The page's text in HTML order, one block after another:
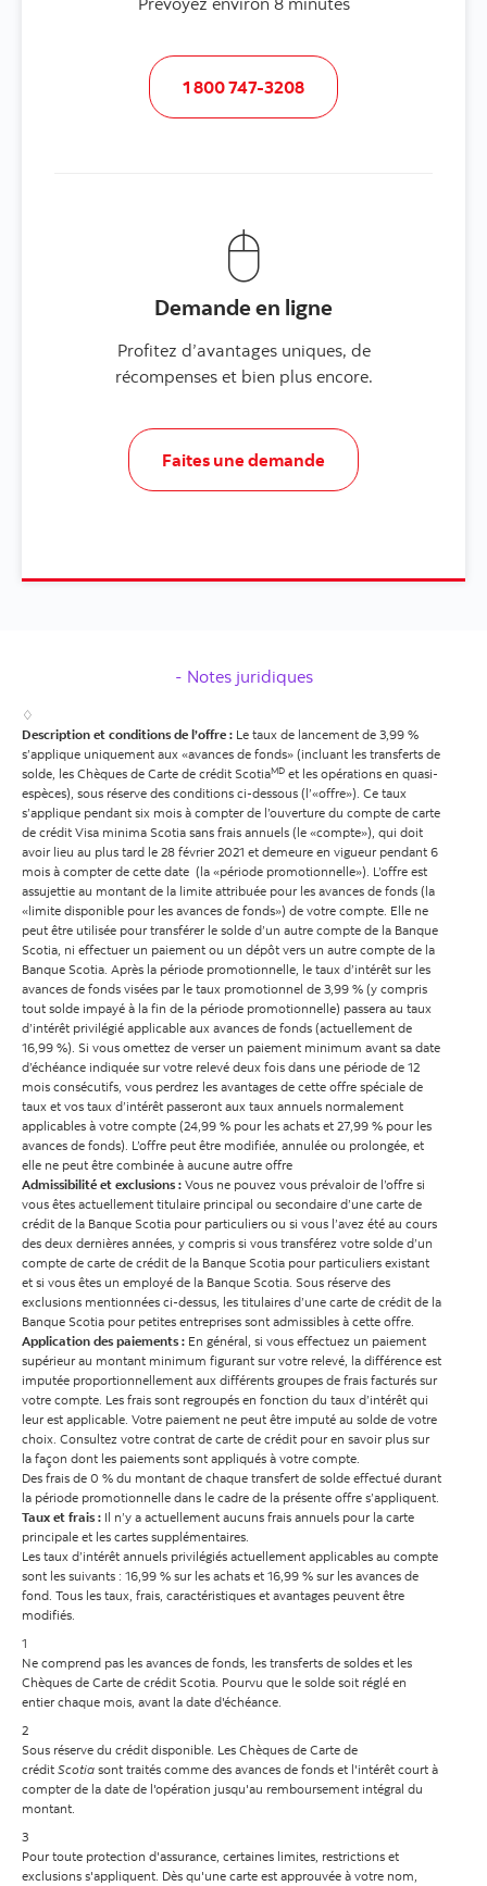
1 800 747-3208
Demande en ligne
Profitez d’avantages uniques, de
récompenses et bien plus encore.
Faites une demande
Notes juridiques
♢
Description et conditions de l’offre : Le taux de lancement de 3,99 %
s’applique uniquement aux «avances de fonds» (incluant les transferts de
solde, les Chèques de Carte de crédit ScotiaMD et les opérations en quasi-
espèces), sous réserve des conditions ci-dessous (l’«offre»). Ce taux
s’applique pendant six mois à compter de l’ouverture du compte de carte
de crédit Visa minima Scotia sans frais annuels (le «compte»), qui doit
avoir lieu au plus tard le 28 février 2021 et demeure en vigueur pendant 6
mois à compter de cette date (la «période promotionnelle»). L’offre est
assujettie au montant de la limite attribuée pour les avances de fonds (la
«limite disponible pour les avances de fonds») de votre compte. Elle ne
peut être utilisée pour transférer le solde d’un autre compte de la Banque
Scotia, ni effectuer un paiement ou un dépôt vers un autre compte de la
Banque Scotia. Après la période promotionnelle, le taux d’intérêt sur les
avances de fonds visées par le taux promotionnel de 3,99 % (y compris
tout solde impayé à la fin de la période promotionnelle) passera au taux
d’intérêt privilégié applicable aux avances de fonds (actuellement de
16,99 %). Si vous omettez de verser un paiement minimum avant sa date
d’échéance indiquée sur votre relevé deux fois dans une période de 12
mois consécutifs, vous perdrez les avantages de cette offre spéciale de
taux et vos taux d’intérêt passeront aux taux annuels normalement
applicables à votre compte (24,99 % pour les achats et 27,99 % pour les
avances de fonds). L’offre peut être modifiée, annulée ou prolongée, et
elle ne peut être combinée à aucune autre offre
Admissibilité et exclusions : Vous ne pouvez vous prévaloir de l’offre si
vous êtes actuellement titulaire principal ou secondaire d’une carte de
crédit de la Banque Scotia pour particuliers ou si vous l’avez été au cours
des deux dernières années, y compris si vous transférez votre solde d’un
compte de carte de crédit de la Banque Scotia pour particuliers existant
et si vous êtes un employé de la Banque Scotia. Sous réserve des
exclusions mentionnées ci-dessus, les titulaires d’une carte de crédit de la
Banque Scotia pour petites entreprises sont admissibles à cette offre.
Application des paiements : En général, si vous effectuez un paiement
supérieur au montant minimum figurant sur votre relevé, la différence est
imputée proportionnellement aux différents groupes de frais facturés sur
votre compte. Les frais sont regroupés en fonction du taux d’intérêt qui
leur est applicable. Votre paiement ne peut être imputé au solde de votre
choix. Consultez votre contrat de carte de crédit pour en savoir plus sur
la façon dont les paiements sont appliqués à votre compte.
Des frais de 0 % du montant de chaque transfert de solde effectué durant
la période promotionnelle dans le cadre de la présente offre s’appliquent.
Taux et frais : Il n’y a actuellement aucuns frais annuels pour la carte
principale et les cartes supplémentaires.
Les taux d’intérêt annuels privilégiés actuellement applicables au compte
sont les suivants : 16,99 % sur les achats et 16,99 % sur les avances de
fond. Tous les taux, frais, caractéristiques et avantages peuvent être
modifiés.
1
Ne comprend pas les avances de fonds, les transferts de soldes et les
Chèques de Carte de crédit Scotia. Pourvu que le solde soit réglé en
entier chaque mois, avant la date d'échéance.
2
Sous réserve du crédit disponible. Les Chèques de Carte de
crédit Scotia sont traités comme des avances de fonds et l'intérêt court à
compter de la date de l'opération jusqu'au remboursement intégral du
montant.
3
Pour toute protection d'assurance, certaines limites, restrictions et
exclusions s'appliquent. Dès qu'une carte est approuvée à votre nom,